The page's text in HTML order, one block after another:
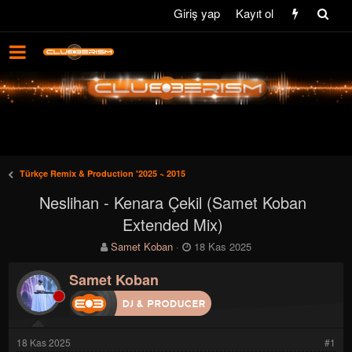
Giriş yap Kayıt ol
Türkçe Remix & Production '2025 ~ 2015
Neslihan - Kenara Çekil (Samet Koban
Extended Mix)
K
n
b
y
Samet Koban
B
l
a
n
18 Kas 2025
Samet Koban
18 Kas 2025 #1